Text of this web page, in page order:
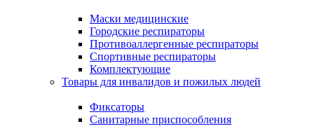
Маски медицинские
Городские респираторы
Противоаллергенные респираторы
Спортивные респираторы
Комплектующие
Товары для инвалидов и пожилых людей
Фиксаторы
Санитарные приспособления